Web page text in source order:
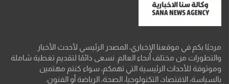
مرحبًا بكم في موقعنا الإخباري، المصدر الرئيسي لأحدث الأخبار
والتطورات من مختلف أنحاء العالم. نسعى دائمًا لتقديم تغطية شاملة
وموثوقة للأحداث الرئيسية التي تهمكم، سواء كنتم مهتمين
بالسياسة، الاقتصاد، التكنولوجيا، الصحة، الرياضة أو الفنون.